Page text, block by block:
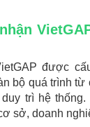
được
bộ quá trình từ
trì hệ
sở, doanh